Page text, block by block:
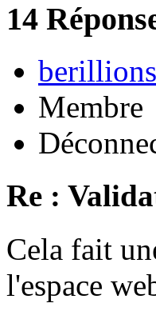
14
berillions
Membre
Re :
Cela fait
l'espace